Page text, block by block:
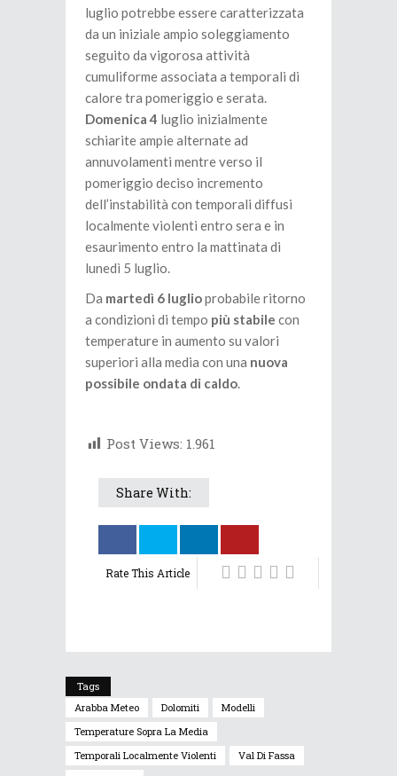
luglio potrebbe essere caratterizzata
da un iniziale ampio soleggiamento
seguito da vigorosa attività
cumuliforme associata a temporali di
calore tra pomeriggio e serata.
Domenica 4 luglio inizialmente
schiarite ampie alternate ad
annuvolamenti mentre verso il
pomeriggio deciso incremento
dell’instabilità con temporali diffusi
localmente violenti entro sera e in
esaurimento entro la mattinata di
lunedì 5 luglio.
Da martedì 6 luglioprobabile ritorno
a condizioni di tempo più stabile con
temperature in aumento su valori
superiori alla media con una nuova
possibile ondata di caldo.
Post Views: 1.961
Share With:
Rate This Article
Tags
Arabba Meteo
Dolomiti
Modelli
Temperature Sopra La Media
Temporali Localmente Violenti
Val Di Fassa